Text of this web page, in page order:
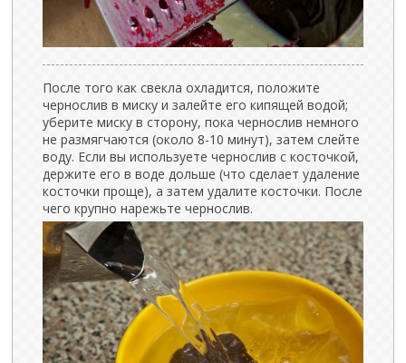
После того как свекла охладится, положите
чернослив в миску и залейте его кипящей водой;
уберите миску в сторону, пока чернослив немного
не размягчаются (около 8-10 минут), затем слейте
воду. Если вы используете чернослив с косточкой,
держите его в воде дольше (что сделает удаление
косточки проще), а затем удалите косточки. После
чего крупно нарежьте чернослив.